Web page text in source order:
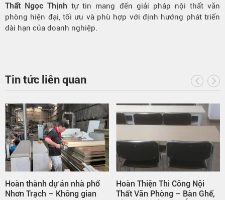
Thất Ngọc Thịnh tự tin mang đến giải pháp nội thất văn
phòng hiện đại, tối ưu và phù hợp với định hướng phát triển
dài hạn của doanh nghiệp.
Tin tức liên quan
Hoàn thành dự án nhà phố
Nhơn Trạch – Không gian
Hoàn Thiện Thi Công Nội
Thất Văn Phòng – Bàn Ghế,